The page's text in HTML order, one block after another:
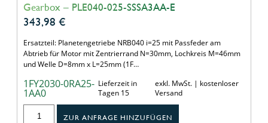
Gearbox – PLE040-025-SSSA3AA-E
343,98 €
Ersatzteil: Planetengetriebe NRB040 i=25 mit Passfeder am
Abtrieb für Motor mit Zentrierrand N=30mm, Lochkreis M=46mm
und Welle D=8mm x L=25mm (1F…
1FY2030-0RA25-
1AA0
Lieferzeit in
Tagen 15
exkl. MwSt. | kostenloser
Versand
ZUR ANFRAGE HINZUFÜGEN